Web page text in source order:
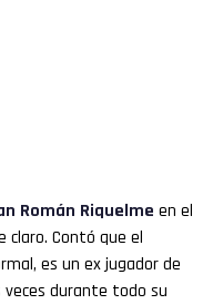
Román Riquelme en el
claro. Contó que el
es un ex jugador de
veces durante todo su